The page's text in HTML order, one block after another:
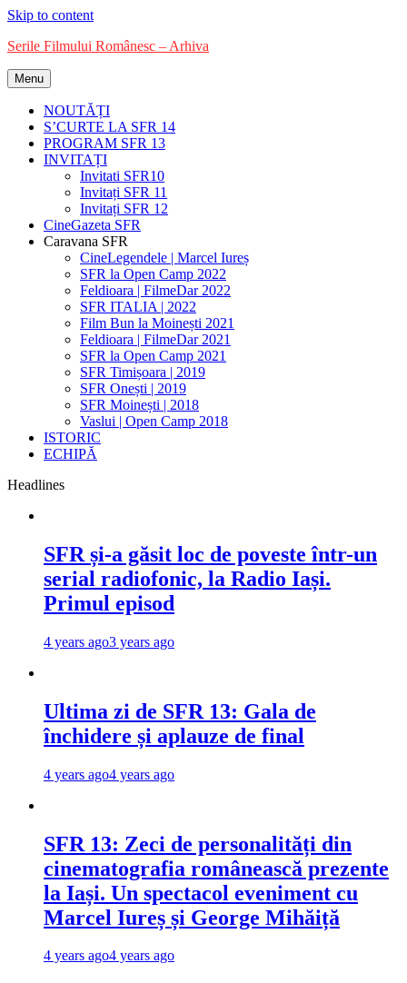
Skip to content
Serile Filmului Românesc – Arhiva
Festivalul SFR
Menu
NOUTĂȚI
S’CURTE LA SFR 14
PROGRAM SFR 13
INVITAȚI
Invitati SFR10
Invitați SFR 11
Invitați SFR 12
CineGazeta SFR
Caravana SFR
CineLegendele | Marcel Iureș
SFR la Open Camp 2022
Feldioara | FilmeDar 2022
SFR ITALIA | 2022
Film Bun la Moinești 2021
Feldioara | FilmeDar 2021
SFR la Open Camp 2021
SFR Timișoara | 2019
SFR Onești | 2019
SFR Moinești | 2018
Vaslui | Open Camp 2018
ISTORIC
ECHIPĂ
Headlines
SFR și-a găsit loc de poveste într-un
serial radiofonic, la Radio Iași.
Primul episod
4 years ago3 years ago
Ultima zi de SFR 13: Gala de
închidere și aplauze de final
4 years ago4 years ago
SFR 13: Zeci de personalități din
cinematografia românească prezente
la Iași. Un spectacol eveniment cu
Marcel Iureș și George Mihăiță
4 years ago4 years ago